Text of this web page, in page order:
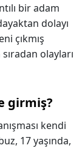
bir adam
dolayı
çıkmış
olayları
girmiş?
kendi
17 yaşında,